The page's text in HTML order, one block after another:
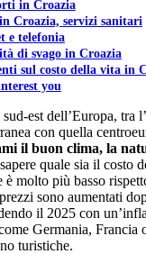
in Croazia
Croazia, servizi sanitari
e telefonia
di svago in Croazia
sul costo della vita in
you
est dell’Europa, tra
con quella
il buon clima, la
quale sia il costo
molto più basso
sono aumentati
il 2025 con
Germania, Francia
turistiche.